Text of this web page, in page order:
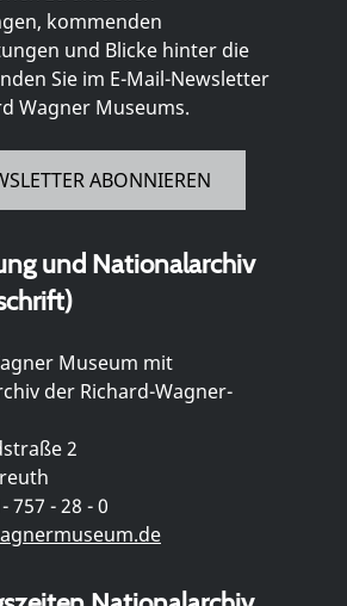
kommenden
und Blicke hinter die
Sie im E-Mail-Newsletter
Wagner Museums.
ABONNIEREN
und Nationalarchiv
Museum mit
der Richard-Wagner-
2
757 - 28 - 0